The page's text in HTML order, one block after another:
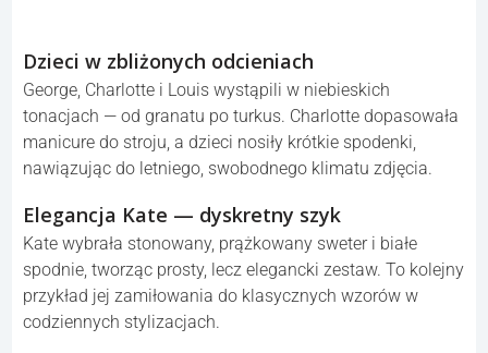
Dzieci w zbliżonych odcieniach
George, Charlotte i Louis wystąpili w niebieskich
tonacjach — od granatu po turkus. Charlotte dopasowała
manicure do stroju, a dzieci nosiły krótkie spodenki,
nawiązując do letniego, swobodnego klimatu zdjęcia.
Elegancja Kate — dyskretny szyk
Kate wybrała stonowany, prążkowany sweter i białe
spodnie, tworząc prosty, lecz elegancki zestaw. To kolejny
przykład jej zamiłowania do klasycznych wzorów w
codziennych stylizacjach.